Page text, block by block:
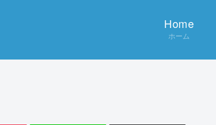
Home
ホーム